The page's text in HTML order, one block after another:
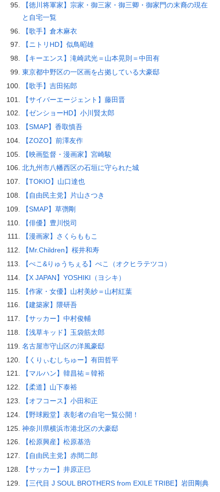
【徳川将軍家】宗家・御三家・御三卿・御家門の末裔の現在
と自宅一覧
【歌手】倉木麻衣
【ニトリHD】似鳥昭雄
【キーエンス】滝崎武光＝山本晃則＝中田有
東京都中野区の一区画を占拠している大豪邸
【歌手】吉田拓郎
【サイバーエージェント】藤田晋
【ゼンショーHD】小川賢太郎
【SMAP】香取慎吾
【ZOZO】前澤友作
【映画監督・漫画家】宮崎駿
北九州市八幡西区の石垣に守られた城
【TOKIO】山口達也
【自由民主党】片山さつき
【SMAP】草彅剛
【俳優】豊川悦司
【漫画家】さくらももこ
【Mr.Children】桜井和寿
【ぺこ&りゅうちぇる】ぺこ（オクヒラテツコ）
【X JAPAN】YOSHIKI（ヨシキ）
【作家・女優】山村美紗＝山村紅葉
【建築家】隈研吾
【サッカー】中村俊輔
【浅草キッド】玉袋筋太郎
名古屋市守山区の洋風豪邸
【くりぃむしちゅー】有田哲平
【マルハン】韓昌祐＝韓裕
【柔道】山下泰裕
【オフコース】小田和正
【野球殿堂】表彰者の自宅一覧公開！
神奈川県横浜市港北区の大豪邸
【松原興産】松原基浩
【自由民主党】赤間二郎
【サッカー】井原正巳
【三代目 J SOUL BROTHERS from EXILE TRIBE】岩田剛典